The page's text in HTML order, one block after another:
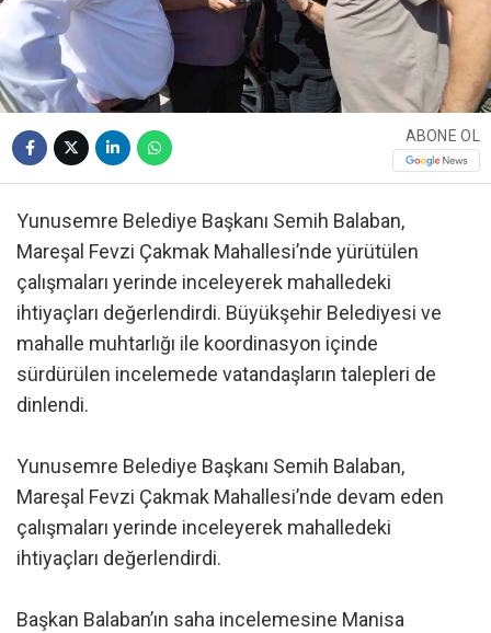
ABONE OL
Yunusemre Belediye Başkanı Semih Balaban,
Mareşal Fevzi Çakmak Mahallesi’nde yürütülen
çalışmaları yerinde inceleyerek mahalledeki
ihtiyaçları değerlendirdi. Büyükşehir Belediyesi ve
mahalle muhtarlığı ile koordinasyon içinde
sürdürülen incelemede vatandaşların talepleri de
dinlendi.
Yunusemre Belediye Başkanı Semih Balaban,
Mareşal Fevzi Çakmak Mahallesi’nde devam eden
çalışmaları yerinde inceleyerek mahalledeki
ihtiyaçları değerlendirdi.
Başkan Balaban’ın saha incelemesine Manisa